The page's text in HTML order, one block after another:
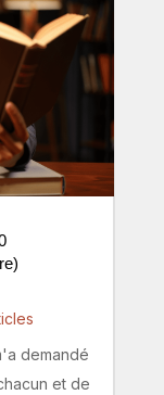
demandé
et de